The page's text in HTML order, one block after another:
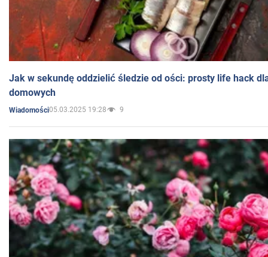
Jak w sekundę oddzielić śledzie od ości: prosty life hack
domowych
Wiadomości05.03.2025 19:28 9